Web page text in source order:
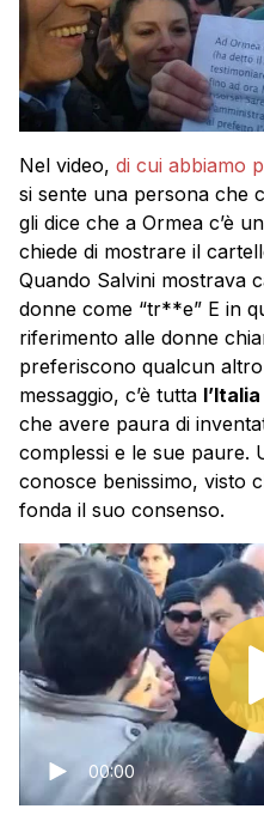
Nel video, di cui abbiamo
si sente una persona che
gli dice che a Ormea c’è
chiede di mostrare il
Quando Salvini mostrava
donne come “tr**e” E in
riferimento alle donne
preferiscono qualcun
messaggio, c’è tutta
che avere paura di
complessi e le sue paure.
conosce benissimo, visto
fonda il suo consenso.
00:00